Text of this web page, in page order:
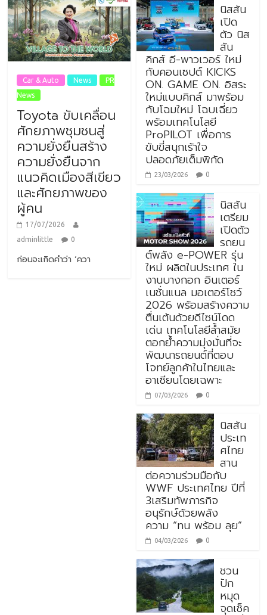
Car & Auto News
PR
News
Toyota ขับเคลื่อน
ศักยภาพชุมชนสู่
ความยั่งยืนสร้าง
ความยั่งยืนจาก
แนวคิดเมืองสีเขียว
และศักยภาพของ
ผู้คน
17/07/2026
adminlittle
0
ก่อนจะเกิดคำว่า ‘ควา
นิสสัน
เปิด
ตัว นิส
สัน
คิกส์ อี-พาวเวอร์ ใหม่
กับคอนเซปต์ KICKS
ON. GAME ON. อิสระ
ใหม่แบบคิกส์ มาพร้อม
กับโฉมใหม่ โฉบเฉี่ยว
พร้อมเทคโนโลยี
ProPILOT เพื่อการ
ขับขี่สนุกเร้าใจ
ปลอดภัยเต็มพิกัด
23/03/2026 0
นิสสัน
เตรียม
เปิดตัว
รถยน
ต์พลัง e-POWER รุ่น
ใหม่ ผลิตในประเทศ ใน
งานบางกอก อินเตอร์
เนชั่นแนล มอเตอร์โชว์
2026 พร้อมสร้างความ
ตื่นเต้นด้วยดีไซน์โดด
เด่น เทคโนโลยีล้ำสมัย
ตอกย้ำความมุ่งมั่นที่จะ
พัฒนารถยนต์ที่ตอบ
โจทย์ลูกค้าในไทยและ
อาเซียนโดยเฉพาะ
07/03/2026 0
นิสสัน
ประเท
ศไทย
สาน
ต่อความร่วมมือกับ
WWF ประเทศไทย ปีที่
3เสริมทัพภารกิจ
อนุรักษ์ด้วยพลัง
ความ “ทน พร้อม ลุย”
04/03/2026 0
ชวน
ปัก
หมุด
จุดเช็ค